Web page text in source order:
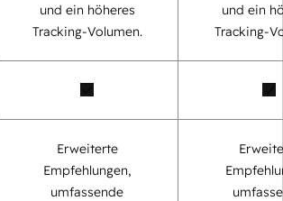
und ein höheres
Tracking-Volumen.
und ein
Tracking-
Erweiterte
Empfehlungen,
umfassende